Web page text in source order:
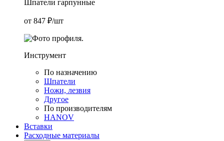
Шпатели гарпунные
от 847 ₽/шт
Инструмент
По назначению
Шпатели
Ножи, лезвия
Другое
По производителям
HANOV
Вставки
Расходные материалы